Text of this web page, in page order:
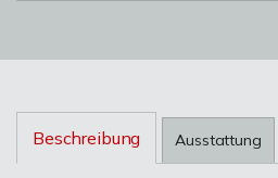
Beschreibung Ausstattung